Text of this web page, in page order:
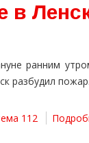
в
ранним
разбудил пожар.
112